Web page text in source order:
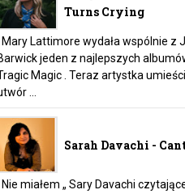
Turns Crying
Mary Lattimore wydała wspólnie z
jeden z najlepszych
Magic . Teraz artystka
...
Sarah Davachi -
Nie miałem „ Sary Davachi